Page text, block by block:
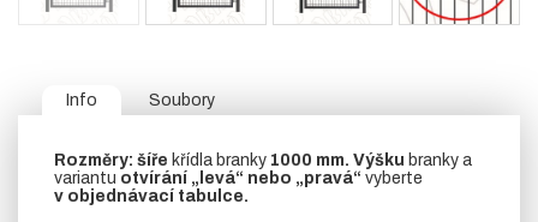
Info Soubory
Rozměry: šíře křídla branky 1000 mm. Výšku branky a
variantu otvírání „levá“ nebo „pravá“ vyberte
v objednávací tabulce.